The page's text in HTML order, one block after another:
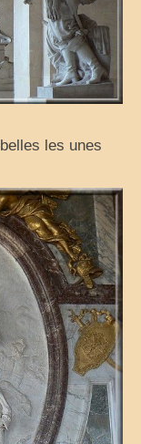
les unes